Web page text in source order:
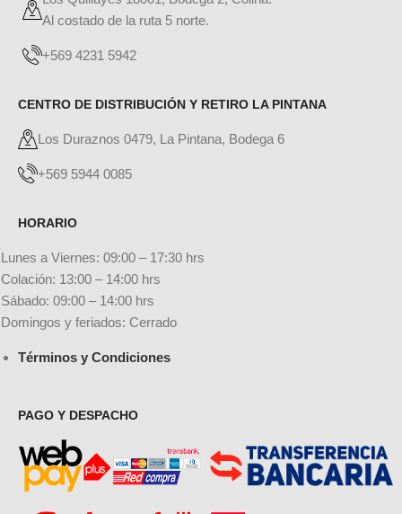
Al costado de la ruta 5 norte.
+569 4231 5942
CENTRO DE DISTRIBUCIÓN Y RETIRO LA PINTANA
Los Duraznos 0479, La Pintana, Bodega 6
+569 5944 0085
HORARIO
Lunes a Viernes: 09:00 – 17:30 hrs
Colación: 13:00 – 14:00 hrs
Sábado: 09:00 – 14:00 hrs
Domingos y feriados: Cerrado
Términos y Condiciones
PAGO Y DESPACHO